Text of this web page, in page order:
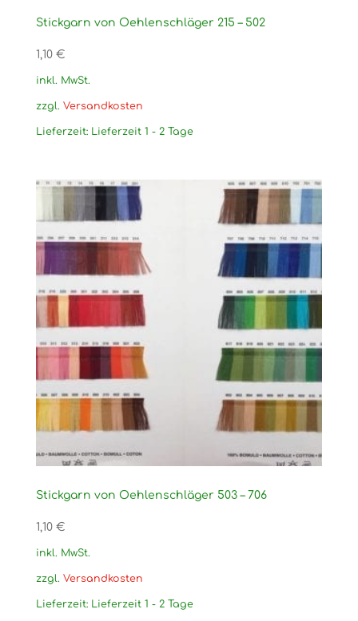
Stickgarn von Oehlenschläger 215 – 502
1,10 €
inkl. MwSt.
zzgl. Versandkosten
Lieferzeit: Lieferzeit 1 - 2 Tage
Stickgarn von Oehlenschläger 503 – 706
1,10 €
inkl. MwSt.
zzgl. Versandkosten
Lieferzeit: Lieferzeit 1 - 2 Tage